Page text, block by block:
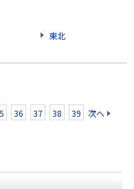
東北
36 37 38 39 次へ